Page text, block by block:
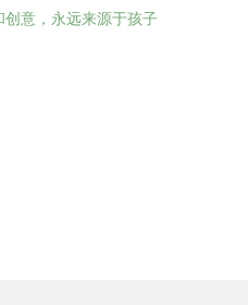
意，永远来源于孩子